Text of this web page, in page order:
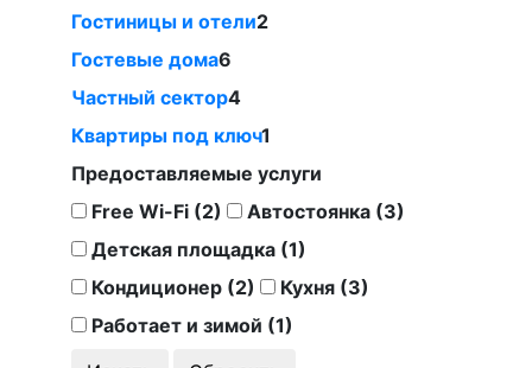
Гостиницы и отели2
Гостевые дома6
Частный сектор4
Квартиры под ключ1
Предоставляемые услуги
Free Wi-Fi (2)
Автостоянка (3)
Детская площадка (1)
Кондиционер (2)
Кухня (3)
Работает и зимой (1)